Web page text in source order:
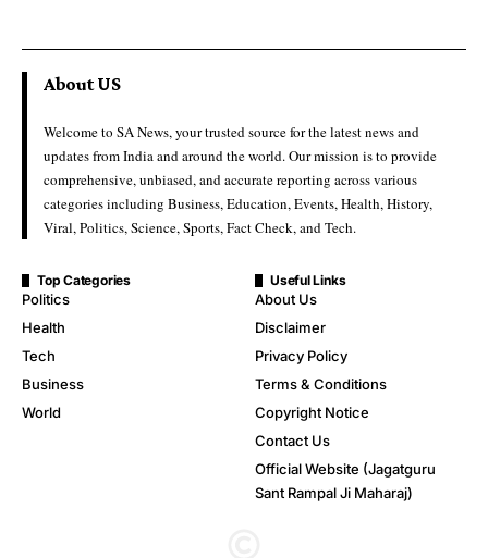
About US
Welcome to SA News, your trusted source for the latest news and
updates from India and around the world. Our mission is to provide
comprehensive, unbiased, and accurate reporting across various
categories including Business, Education, Events, Health, History,
Viral, Politics, Science, Sports, Fact Check, and Tech.
Top Categories
Politics
Health
Tech
Business
World
Useful Links
About Us
Disclaimer
Privacy Policy
Terms & Conditions
Copyright Notice
Contact Us
Official Website (Jagatguru
Sant Rampal Ji Maharaj)